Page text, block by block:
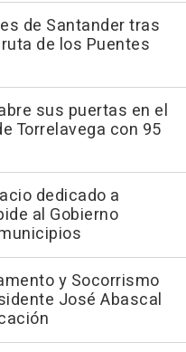
de Santander tras
de los Puentes
sus puertas en el
Torrelavega con 95
dedicado a
al Gobierno
y Socorrismo
José Abascal